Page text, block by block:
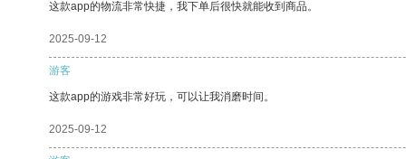
这款app的物流非常快捷，我下单后很快就能收到商品。
2025-09-12
游客
这款app的游戏非常好玩，可以让我消磨时间。
2025-09-12